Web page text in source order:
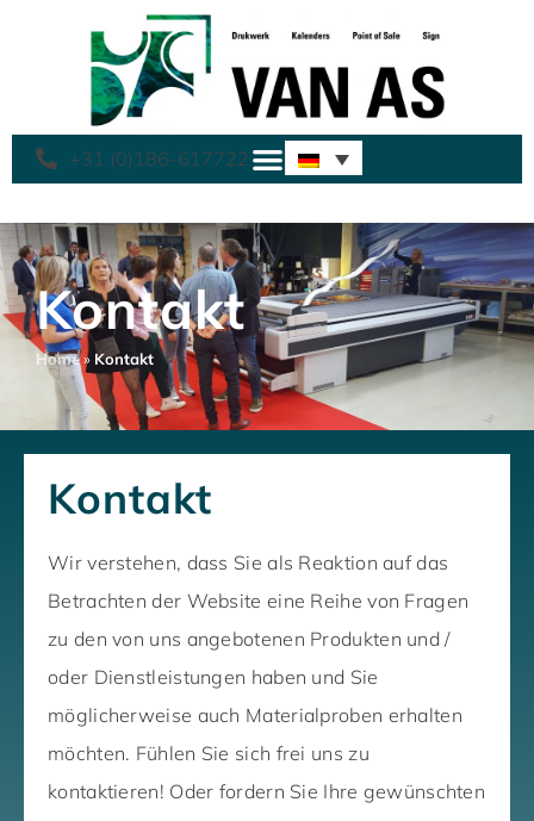
+31 (0)186-617722
Kontakt
Home» Kontakt
Kontakt
Wir verstehen, dass Sie als Reaktion auf das
Betrachten der Website eine Reihe von Fragen
zu den von uns angebotenen Produkten und /
oder Dienstleistungen haben und Sie
möglicherweise auch Materialproben erhalten
möchten. Fühlen Sie sich frei uns zu
kontaktieren! Oder fordern Sie Ihre gewünschten